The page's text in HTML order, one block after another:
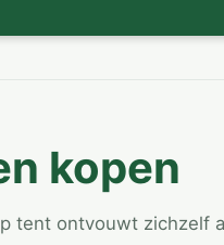
kopen
tent ontvouwt zichzelf